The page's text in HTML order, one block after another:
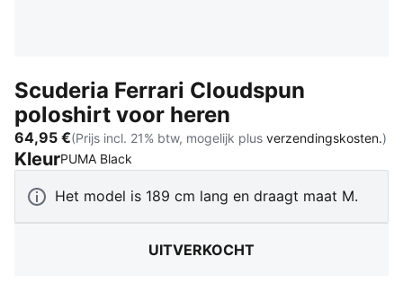
Scuderia Ferrari Cloudspun
poloshirt voor heren
64,95 €(Prijs incl. 21% btw, mogelijk plus verzendingskosten.)
KleurPUMA Black
Het model is 189 cm lang en draagt maat M.
UITVERKOCHT